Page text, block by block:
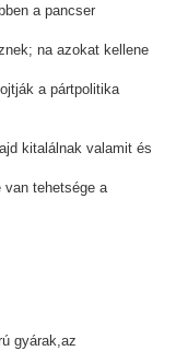
a pancser
na azokat kellene
a pártpolitika
kitalálnak valamit és
tehetsége a
gyárak,az